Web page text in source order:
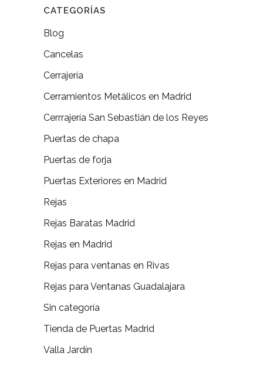
CATEGORÍAS
Blog
Cancelas
Cerrajería
Cerramientos Metálicos en Madrid
Cerrrajería San Sebastián de los Reyes
Puertas de chapa
Puertas de forja
Puertas Exteriores en Madrid
Rejas
Rejas Baratas Madrid
Rejas en Madrid
Rejas para ventanas en Rivas
Rejas para Ventanas Guadalajara
Sin categoría
Tienda de Puertas Madrid
Valla Jardín